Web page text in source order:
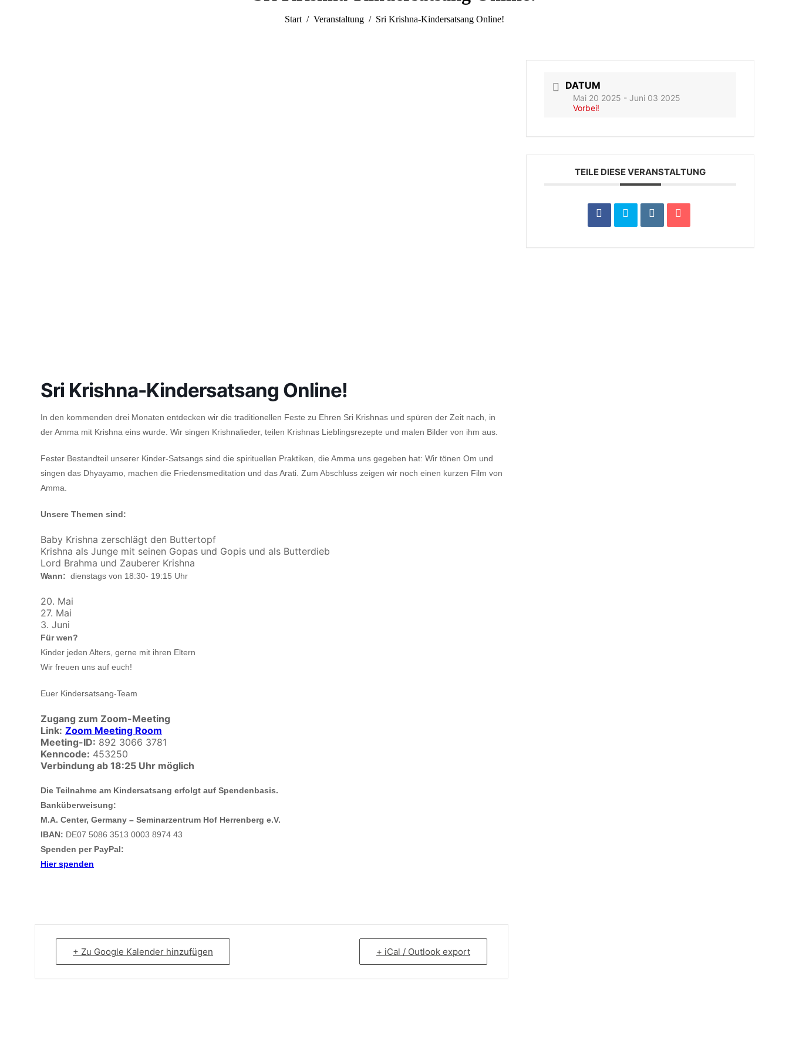
Sie befinden sich hier:
Start Veranstaltung Sri Krishna-Kindersatsang Online!
Sri Krishna-Kindersatsang Online!
In den kommenden drei Monaten entdecken wir die traditionellen Feste zu Ehren Sri Krishnas und spüren der Zeit nach, in
der Amma mit Krishna eins wurde. Wir singen Krishnalieder, teilen Krishnas Lieblingsrezepte und malen Bilder von ihm aus.
Fester Bestandteil unserer Kinder-Satsangs sind die spirituellen Praktiken, die Amma uns gegeben hat: Wir tönen Om und
singen das Dhyayamo, machen die Friedensmeditation und das Arati. Zum Abschluss zeigen wir noch einen kurzen Film von
Amma.
Unsere Themen sind:
Baby Krishna zerschlägt den Buttertopf
Krishna als Junge mit seinen Gopas und Gopis und als Butterdieb
Lord Brahma und Zauberer Krishna
Wann: dienstags von 18:30- 19:15 Uhr
20. Mai
27. Mai
3. Juni
Für wen?
Kinder jeden Alters, gerne mit ihren Eltern
Wir freuen uns auf euch!
Euer Kindersatsang-Team
Zugang zum Zoom-Meeting
Link: Zoom Meeting Room
Meeting-ID: 892 3066 3781
Kenncode: 453250
Verbindung ab 18:25 Uhr möglich
Die Teilnahme am Kindersatsang erfolgt auf Spendenbasis.
Banküberweisung:
M.A. Center, Germany – Seminarzentrum Hof Herrenberg e.V.
IBAN: DE07 5086 3513 0003 8974 43
Spenden per PayPal:
Hier spenden
+ Zu Google Kalender hinzufügen + iCal / Outlook export
DATUM
Mai 20 2025 - Juni 03 2025
Vorbei!
TEILE DIESE VERANSTALTUNG